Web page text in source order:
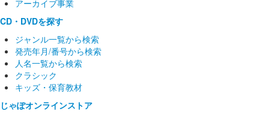
アーカイブ事業
CD・DVDを探す
ジャンル一覧から検索
発売年月/番号から検索
人名一覧から検索
クラシック
キッズ・保育教材
じゃぽオンラインストア